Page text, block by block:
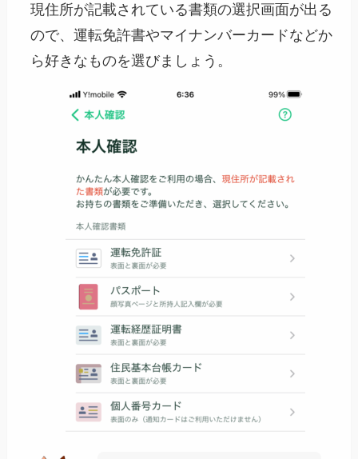
現住所が記載されている書類の選択画面が出る
ので、運転免許書やマイナンバーカードなどか
ら好きなものを選びましょう。